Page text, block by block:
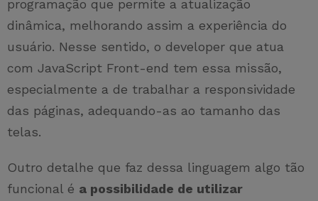
programação que permite a atualização
dinâmica, melhorando assim a experiência do
usuário. Nesse sentido, o developer que atua
com JavaScript Front-end tem essa missão,
especialmente a de trabalhar a responsividade
das páginas, adequando-as ao tamanho das
telas.
Outro detalhe que faz dessa linguagem algo tão
funcional é a possibilidade de utilizar